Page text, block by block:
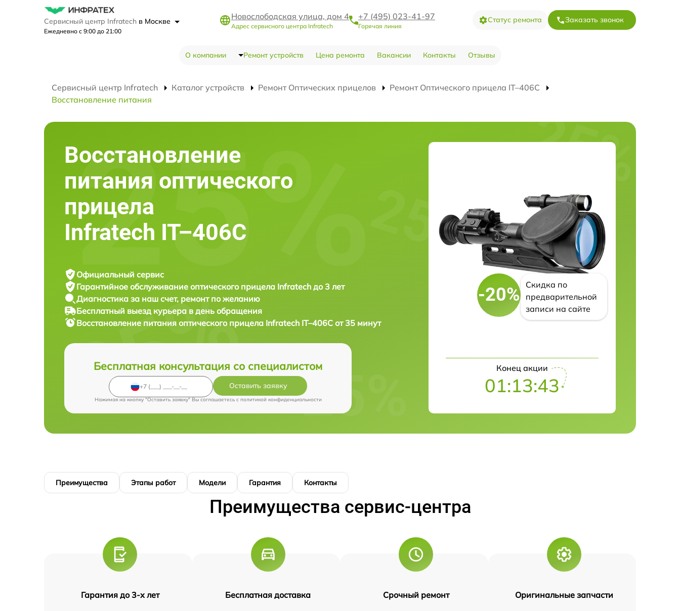
Сервисный центр Infratech в Москве
Ежедневно с 9:00 до 21:00
Новослободская улица, дом 4
Адрес сервисного центра Infratech
+7 (495) 023-41-97
Горячая линия
Статус ремонта Заказать звонок
О компании Ремонт устройств Цена ремонта Вакансии Контакты Отзывы
Сервисный центр Infratech Каталог устройств Ремонт Оптических прицелов
Ремонт Оптического прицела IT–406С
Восстановление питания
Восстановление
питания оптического
прицела
Infratech IT–406С
Официальный сервис
Гарантийное обслуживание оптического прицела Infratech до 3 лет
Диагностика за наш счет, ремонт по желанию
Бесплатный выезд курьера в день обращения
Восстановление питания оптического прицела Infratech IT–406С от 35 минут
Бесплатная консультация со специалистом
Оставить заявку
Нажимая на кнопку "Оставить заявку" Вы соглашаетесь c политикой конфиденциальности
-20%
Скидка по
предварительной
записи на сайте
Конец акции
01:13:42
Преимущества Этапы работ Модели Гарантия Контакты
Преимущества сервис-центра
Гарантия до 3-х лет Бесплатная доставка Срочный ремонт Оригинальные запчасти